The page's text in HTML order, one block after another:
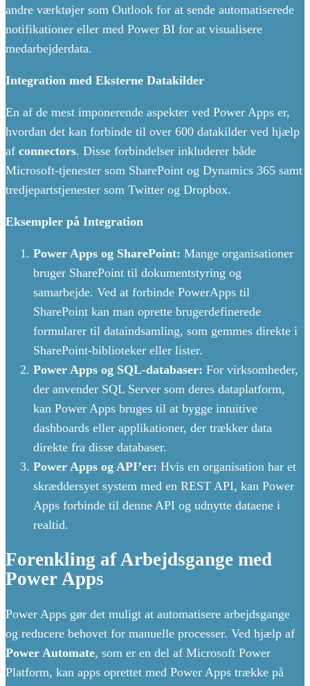
andre værktøjer som Outlook for at sende automatiserede
notifikationer eller med Power BI for at visualisere
medarbejderdata.
Integration med Eksterne Datakilder
En af de mest imponerende aspekter ved Power Apps er,
hvordan det kan forbinde til over 600 datakilder ved hjælp
af connectors. Disse forbindelser inkluderer både
Microsoft-tjenester som SharePoint og Dynamics 365 samt
tredjepartstjenester som Twitter og Dropbox.
Eksempler på Integration
Power Apps og SharePoint: Mange organisationer
bruger SharePoint til dokumentstyring og
samarbejde. Ved at forbinde PowerApps til
SharePoint kan man oprette brugerdefinerede
formularer til dataindsamling, som gemmes direkte i
SharePoint-biblioteker eller lister.
Power Apps og SQL-databaser: For virksomheder,
der anvender SQL Server som deres dataplatform,
kan Power Apps bruges til at bygge intuitive
dashboards eller applikationer, der trækker data
direkte fra disse databaser.
Power Apps og API’er: Hvis en organisation har et
skræddersyet system med en REST API, kan Power
Apps forbinde til denne API og udnytte dataene i
realtid.
Forenkling af Arbejdsgange med
Power Apps
Power Apps gør det muligt at automatisere arbejdsgange
og reducere behovet for manuelle processer. Ved hjælp af
Power Automate, som er en del af Microsoft Power
Platform, kan apps oprettet med Power Apps trække på